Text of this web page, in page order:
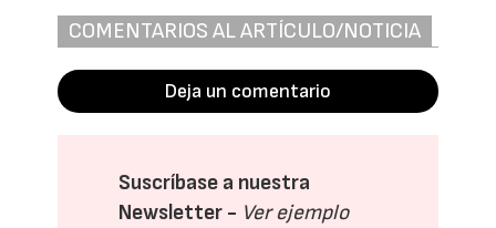
COMENTARIOS AL ARTÍCULO/NOTICIA
Deja un comentario
Suscríbase a nuestra
Newsletter - Ver ejemplo